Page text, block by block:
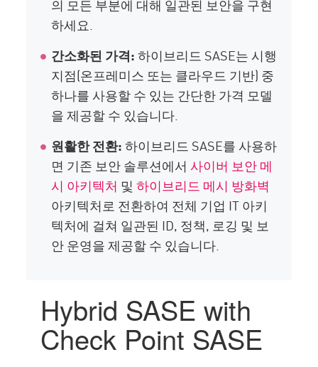
의 모든 부분에 대해 일관된 보안을 구현
하세요.
간소화된 가격:하이브리드 SASE는 시행
지점(온프레미스 또는 클라우드 기반) 중
하나를 사용할 수 있는 간단한 가격 모델
을 제공할 수 있습니다.
원활한 전환:하이브리드 SASE를 사용하
면 기존 보안 솔루션에서사이버 보안 메
시 아키텍처 및하이브리드 메시 방화벽
아키텍처로 전환하여 전체 기업 IT 아키
텍처에 걸쳐 일관된 ID, 정책, 로깅 및 보
안 운영을 제공할 수 있습니다.
Hybrid SASE with
Check Point SASE